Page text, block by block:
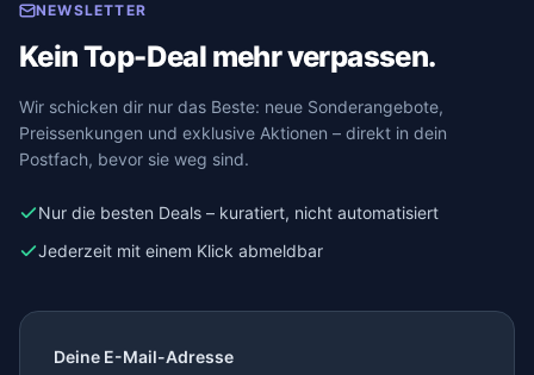
NEWSLETTER
Kein Top-Deal mehr verpassen.
Wir schicken dir nur das Beste: neue Sonderangebote,
Preissenkungen und exklusive Aktionen – direkt in dein
Postfach, bevor sie weg sind.
Nur die besten Deals – kuratiert, nicht automatisiert
Jederzeit mit einem Klick abmeldbar
Deine E-Mail-Adresse